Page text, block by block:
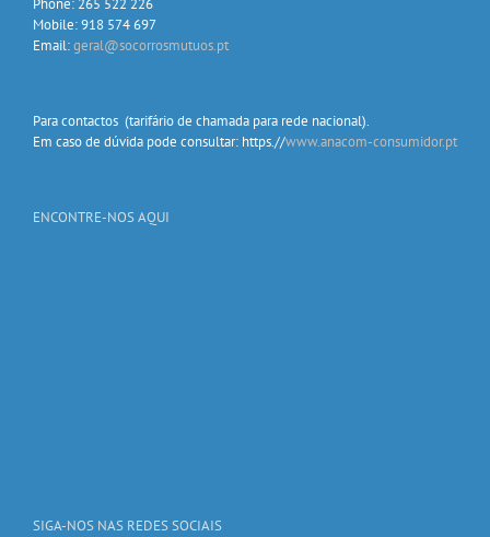
Phone: 265 522 226
Mobile: 918 574 697
Email:geral@socorrosmutuos.pt
Para contactos (tarifário de chamada para rede nacional).
Em caso de dúvida pode consultar: https.//www.anacom-consumidor.pt
ENCONTRE-NOS AQUI
SIGA-NOS NAS REDES SOCIAIS